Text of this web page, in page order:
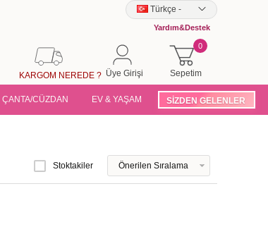
Türkçe -
Yardım&Destek
Sepetim
0
Üye Girişi
KARGOM NEREDE ?
ÇANTA/CÜZDAN EV & YAŞAM SİZDEN GELENLER
Stoktakiler